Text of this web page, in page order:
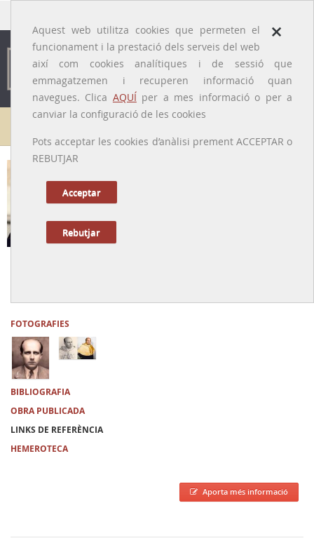
×
Aquest web utilitza cookies que permeten el
funcionament i la prestació dels serveis del web
així com cookies analítiques i de sessió que
emmagatzemen i recuperen informació quan
navegues. Clica AQUÍper a mes informació o per a
canviar la configuració de les cookies
Pots acceptar les cookies d’anàlisi prement ACCEPTAR o
REBUTJAR
Acceptar
Rebutjar
Galeria de metges
[Berga, 1918 – Barcelona, 2007]
FOTOGRAFIES
BIBLIOGRAFIA
OBRA PUBLICADA
LINKS DE REFERÈNCIA
HEMEROTECA
Aporta més informació